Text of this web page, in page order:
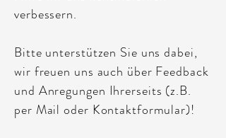
verbessern.
Bitte unterstützen Sie uns dabei,
wir freuen uns auch über Feedback
und Anregungen Ihrerseits (z.B.
per Mail oder Kontaktformular)!